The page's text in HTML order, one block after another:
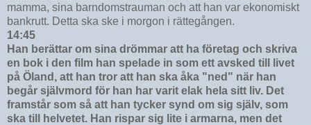
mamma, sina barndomstrauman och att han var ekonomiskt
bankrutt. Detta ska ske i morgon i rättegången.
14:45
Han berättar om sina drömmar att ha företag och skriva
en bok i den film han spelade in som ett avsked till livet
på Öland, att han tror att han ska åka "ned" när han
begår självmord för han har varit elak hela sitt liv. Det
framstår som så att han tycker synd om sig själv, som
ska till helvetet. Han rispar sig lite i armarna, men det